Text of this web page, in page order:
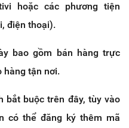
hoặc các phương tiện
điện thoại).
bao gồm bán hàng trực
hàng tận nơi.
bắt buộc trên đây, tùy vào
có thể đăng ký thêm mã